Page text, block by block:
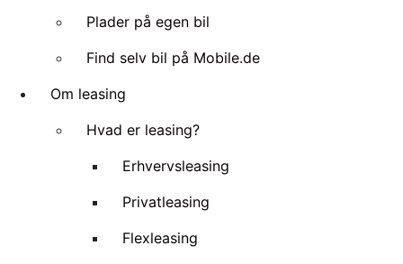
Plader på egen bil
Find selv bil på Mobile.de
Om leasing
Hvad er leasing?
Erhvervsleasing
Privatleasing
Flexleasing